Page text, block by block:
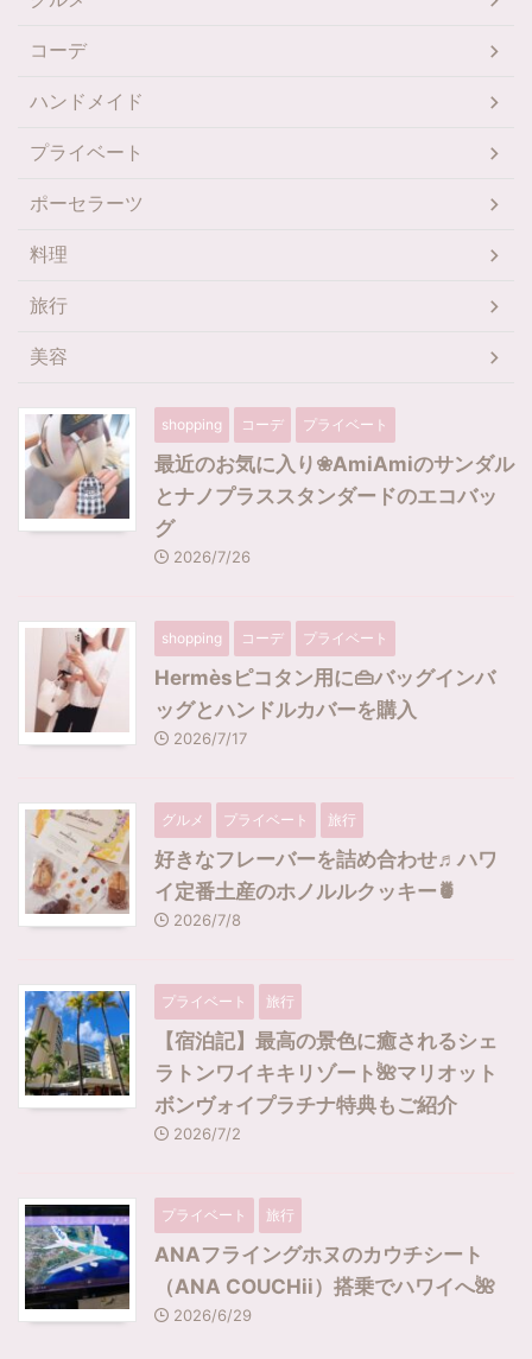
コーデ
ハンドメイド
プライベート
ポーセラーツ
料理
旅行
美容
shopping コーデ プライベート
最近のお気に入り❀AmiAmiのサンダル
とナノプラススタンダードのエコバッ
グ
2026/7/26
shopping コーデ プライベート
Hermèsピコタン用に👜バッグインバ
ッグとハンドルカバーを購入
2026/7/17
グルメ プライベート 旅行
好きなフレーバーを詰め合わせ♬ハワ
イ定番土産のホノルルクッキー🍍
2026/7/8
プライベート 旅行
【宿泊記】最高の景色に癒されるシェ
ラトンワイキキリゾート🌺マリオット
ボンヴォイプラチナ特典もご紹介
2026/7/2
プライベート 旅行
ANAフライングホヌのカウチシート
（ANA COUCHii）搭乗でハワイへ🌺
2026/6/29